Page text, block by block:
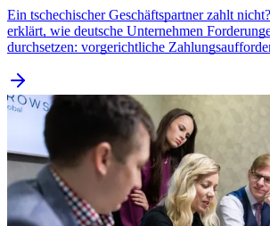
Ein tschechischer Geschäftspartner zahlt
erklärt, wie deutsche Unternehmen
durchsetzen: vorgerichtliche